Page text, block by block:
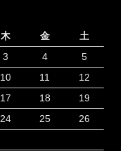
木 金
土
3 4
5
10 11
12
17 18
19
24 25
26